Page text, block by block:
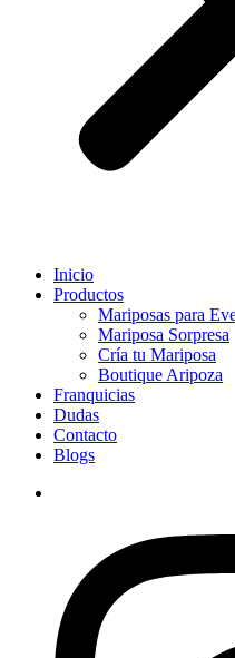
Inicio
Productos
Mariposas para
Mariposa Sorpresa
Cría tu Mariposa
Boutique Aripoza
Franquicias
Dudas
Contacto
Blogs